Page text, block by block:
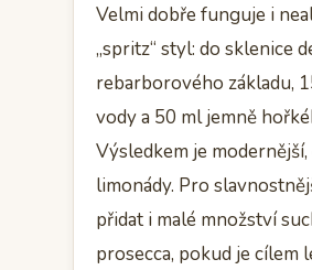
Velmi dobře funguje i
„spritz“ styl: do sklenice
rebarborového základu,
vody a 50 ml jemně
Výsledkem je
limonády. Pro
přidat i malé množství
prosecca, pokud je cílem